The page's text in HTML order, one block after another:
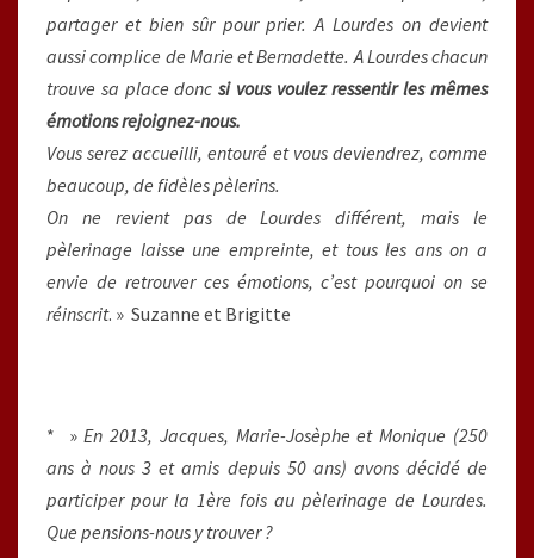
partager et bien sûr pour prier. A Lourdes on devient
aussi complice de Marie et Bernadette. A Lourdes chacun
trouve sa place doncsi vous voulez ressentir les mêmes
émotions rejoignez-nous.
Vous serez accueilli, entouré et vous deviendrez, comme
beaucoup, de fidèles pèlerins.
On ne revient pas de Lourdes différent, mais le
pèlerinage laisse une empreinte, et tous les ans on a
envie de retrouver ces émotions, c’est pourquoi on se
réinscrit. » Suzanne et Brigitte
* »En 2013, Jacques, Marie-Josèphe et Monique (250
ans à nous 3 et amis depuis 50 ans) avons décidé de
participer pour la 1ère fois au pèlerinage de Lourdes.
Que pensions-nous y trouver ?